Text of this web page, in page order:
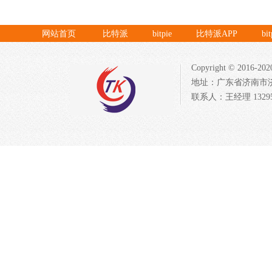
网站首页 比特派 bitpie 比特派APP
Copyright © 2016-
地址：广东省济南市
联系人：王经理